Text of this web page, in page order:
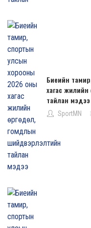
Биеийн
хагас
тайлан мэдээ
SportMN